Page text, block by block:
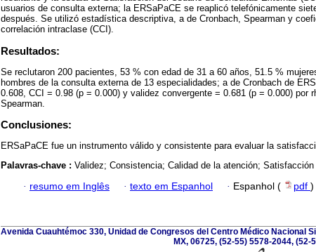
usuarios de consulta externa; la ERSaPaCE se reaplicó telefónicamente
después. Se utilizó estadística descriptiva, a de Cronbach, Spearman y
correlación intraclase (CCI).
Resultados:
Se reclutaron 200 pacientes, 53 % con edad de 31 a 60 años, 51.5 %
hombres de la consulta externa de 13 especialidades; a de Cronbach de
0.608, CCI = 0.98 (p = 0.000) y validez convergente = 0.681 (p = 0.000) por
Spearman.
Conclusiones:
ERSaPaCE fue un instrumento válido y consistente para evaluar la
Palavras-chave : Validez; Consistencia; Calidad de la atención; Satisfacción
· resumo em Inglês · texto em Espanhol · Espanhol ( pdf )
Avenida Cuauhtémoc 330, Unidad de Congresos del Centro Médico Nacional
MX, 06725, (52-55) 5578-2044, (52-